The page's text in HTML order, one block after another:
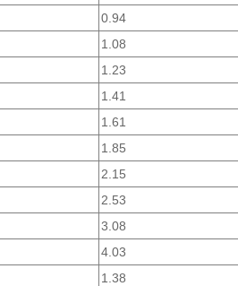
0.94
1.08
1.23
1.41
1.61
1.85
2.15
2.53
3.08
4.03
1.38